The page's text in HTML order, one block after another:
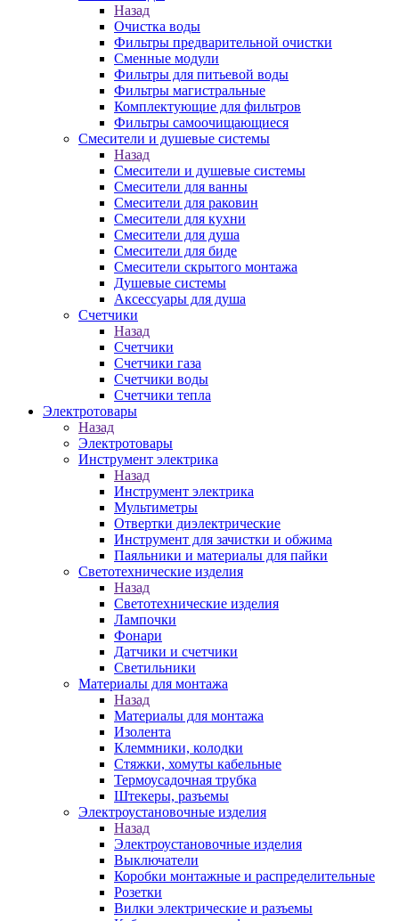
Назад
Очистка воды
Фильтры предварительной очистки
Сменные модули
Фильтры для питьевой воды
Фильтры магистральные
Комплектующие для фильтров
Фильтры самоочищающиеся
Смесители и душевые системы
Назад
Смесители и душевые системы
Смесители для ванны
Смесители для раковин
Смесители для кухни
Смесители для душа
Смесители для биде
Смесители скрытого монтажа
Душевые системы
Аксессуары для душа
Счетчики
Назад
Счетчики
Счетчики газа
Счетчики воды
Счетчики тепла
Электротовары
Назад
Электротовары
Инструмент электрика
Назад
Инструмент электрика
Мультиметры
Отвертки диэлектрические
Инструмент для зачистки и обжима
Паяльники и материалы для пайки
Светотехнические изделия
Назад
Светотехнические изделия
Лампочки
Фонари
Датчики и счетчики
Светильники
Материалы для монтажа
Назад
Материалы для монтажа
Изолента
Клеммники, колодки
Стяжки, хомуты кабельные
Термоусадочная трубка
Штекеры, разъемы
Электроустановочные изделия
Назад
Электроустановочные изделия
Выключатели
Коробки монтажные и распределительные
Розетки
Вилки электрические и разъемы